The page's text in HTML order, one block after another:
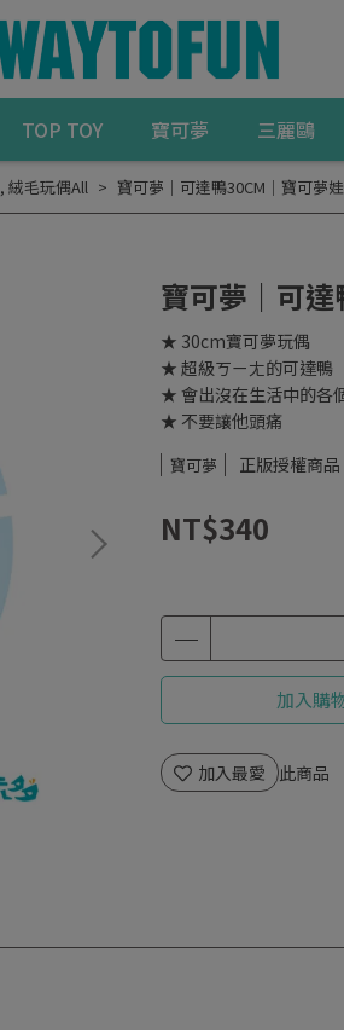
TOP TOY 寶可夢 三麗鷗
, 絨毛玩偶All 寶可夢｜可達鴨30CM｜寶可夢
寶可夢｜可
★ 30cm寶可夢玩偶
★ 超級ㄎㄧㄤ的可達鴨
★ 會出沒在生活中的各
★ 不要讓他頭痛
寶可夢 正版授權商品
NT$340
加入購
加入最愛 此商品